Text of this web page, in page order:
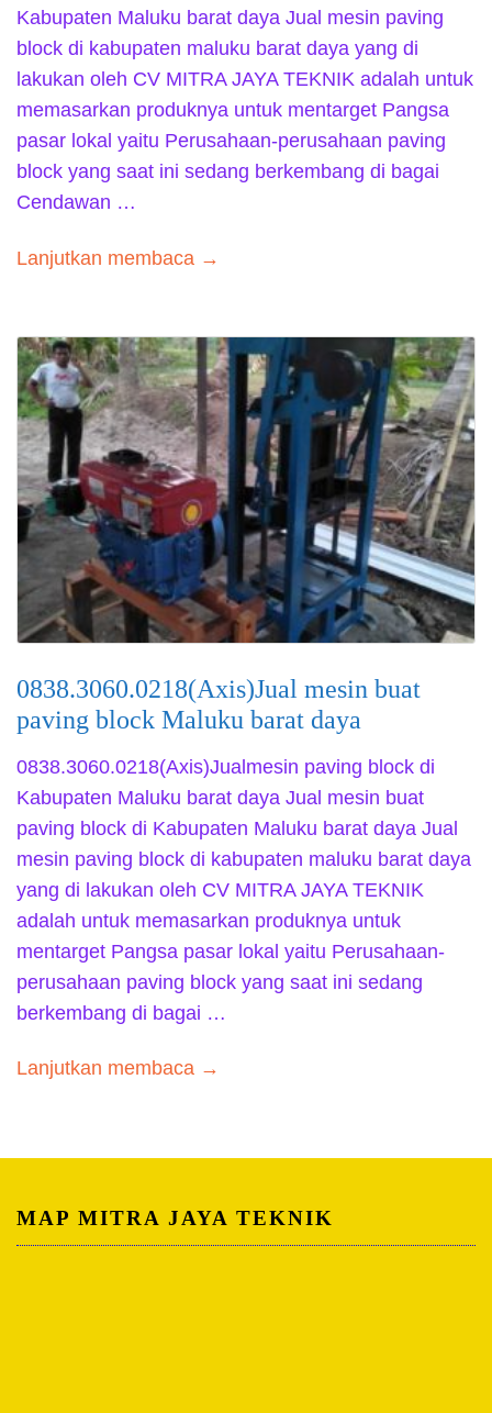
Kabupaten Maluku barat daya Jual mesin paving
block di kabupaten maluku barat daya yang di
lakukan oleh CV MITRA JAYA TEKNIK adalah untuk
memasarkan produknya untuk mentarget Pangsa
pasar lokal yaitu Perusahaan-perusahaan paving
block yang saat ini sedang berkembang di bagai
Cendawan …
Lanjutkan membaca →
0838.3060.0218(Axis)Jual mesin buat
paving block Maluku barat daya
0838.3060.0218(Axis)Jualmesin paving block di
Kabupaten Maluku barat daya Jual mesin buat
paving block di Kabupaten Maluku barat daya Jual
mesin paving block di kabupaten maluku barat daya
yang di lakukan oleh CV MITRA JAYA TEKNIK
adalah untuk memasarkan produknya untuk
mentarget Pangsa pasar lokal yaitu Perusahaan-
perusahaan paving block yang saat ini sedang
berkembang di bagai …
Lanjutkan membaca →
MAP MITRA JAYA TEKNIK